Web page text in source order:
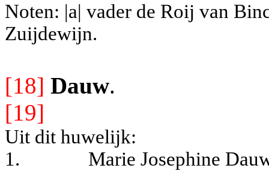
Noten: |a| vader de Roij van
Zuijdewijn.
[18] Dauw.
[19]
Uit dit huwelijk:
1.
Marie Josephine